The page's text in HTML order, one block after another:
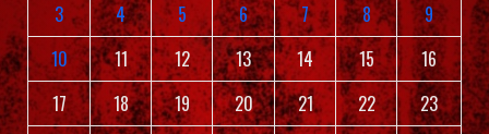
3
4 5 6 7 8
9
10
11 12 13 14 15
16
17
18 19 20 21 22
23